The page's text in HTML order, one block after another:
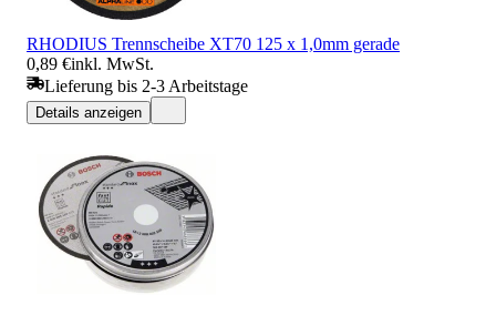
RHODIUS Trennscheibe XT70 125 x 1,0mm gerade
0,89 €inkl. MwSt.
Lieferung bis 2-3 Arbeitstage
Details anzeigen